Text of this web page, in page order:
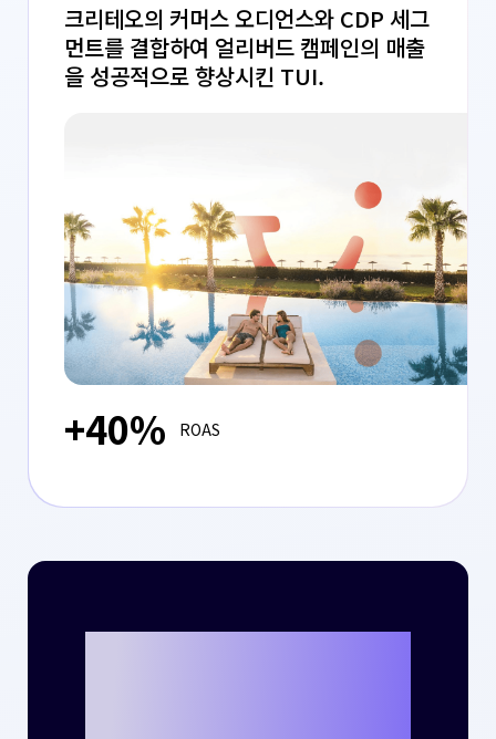
크리테오의 커머스 오디언스와 CDP 세그
먼트를 결합하여 얼리버드 캠페인의 매출
을 성공적으로 향상시킨 TUI.
+40% ROAS